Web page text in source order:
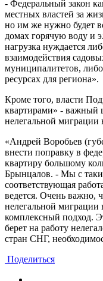
- Федеральный закон
местных властей за
но им же нужно будет
домах горячую воду и
нагрузка нуждается
взаимодействия
муниципалитетов,
ресурсах для региона».
Кроме того, власти
квартирами» - важный
нелегальной миграции
«Андрей Воробьев
внести поправку в
квартиру большому
Брынцалов. - Мы с
соответствующая
ведется. Очень важно,
нелегальной миграции
комплексный подход.
берет на работу
стран СНГ,
Поделиться